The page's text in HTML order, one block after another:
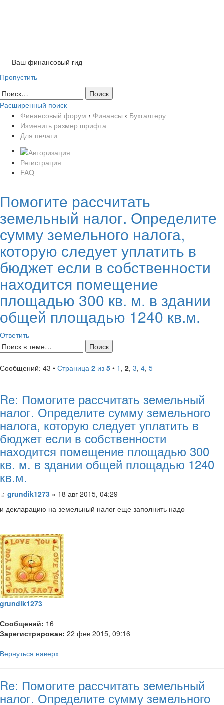
Ваш финансовый гид
Пропустить
Расширенный поиск
Финансовый форум ‹ Финансы ‹ Бухгалтеру
Изменить размер шрифта
Для печати
Регистрация
FAQ
Помогите рассчитать
земельный налог. Определите
сумму земельного налога,
которую следует уплатить в
бюджет если в собственности
находится помещение
площадью 300 кв. м. в здании
общей площадью 1240 кв.м.
Ответить
Сообщений: 43 • Страница 2 из 5 • 1 , 2, 3, 4, 5
Re: Помогите рассчитать земельный
налог. Определите сумму земельного
налога, которую следует уплатить в
бюджет если в собственности
находится помещение площадью 300
кв. м. в здании общей площадью 1240
кв.м.
grundik1273 » 18 авг 2015, 04:29
и декларацию на земельный налог еще заполнить надо
grundik1273
Сообщений: 16
Зарегистрирован: 22 фев 2015, 09:16
Вернуться наверх
Re: Помогите рассчитать земельный
налог. Определите сумму земельного